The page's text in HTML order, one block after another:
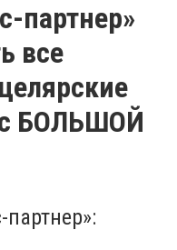
партнер»
все
БОЛЬШОЙ